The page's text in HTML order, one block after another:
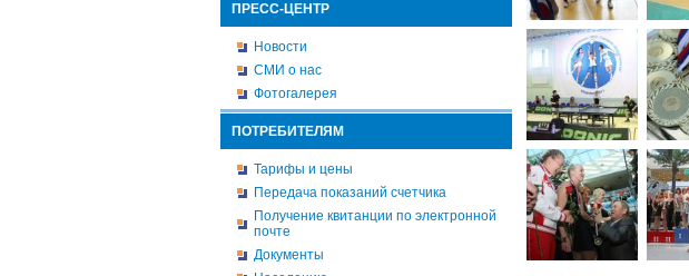
ПРЕСС-ЦЕНТР
Новости
СМИ о нас
Фотогалерея
ПОТРЕБИТЕЛЯМ
Тарифы и цены
Передача показаний счетчика
Получение квитанции по электронной
почте
Документы